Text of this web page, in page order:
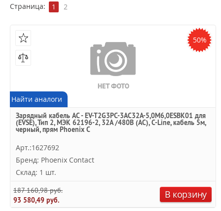
Страница: 1 2
50%
Найти аналоги
Зарядный кабель AC - EV-T2G3PC-3AC32A-5,0M6,0ESBK01 для
(EVSE), Тип 2, МЭК 62196-2, 32A /480В (AC), C-Line, кабель 5м,
черный, прям Phoenix C
Арт.:1627692
Бренд: Phoenix Contact
Склад: 1 шт.
187 160,98 руб.
93 580,49 руб.
В корзину